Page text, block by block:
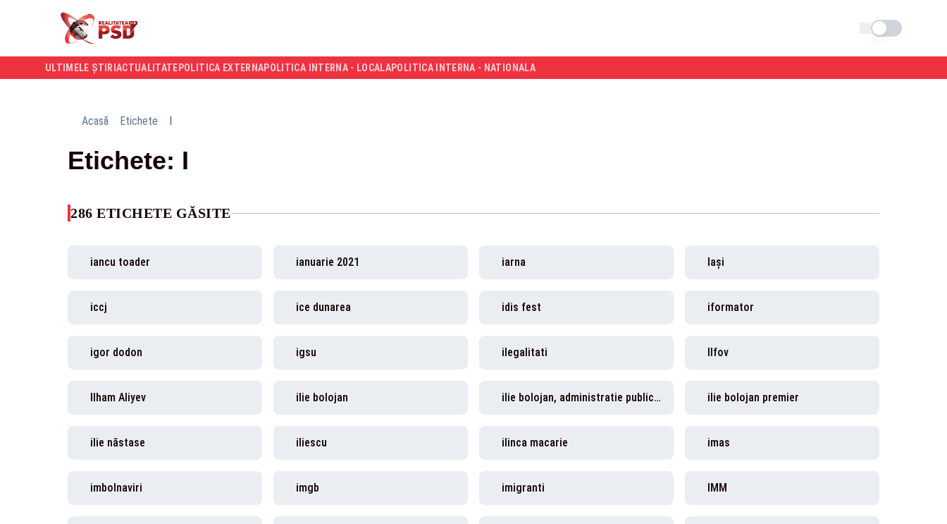
Schimba tema
ULTIMELE ȘTIRI ACTUALITATE POLITICA EXTERNAPOLITICA INTERNA - LOCALAPOLITICA INTERNA - NATIONALA
Acasă Etichete I
Etichete: I
286 ETICHETE GĂSITE
iancu toader ianuarie 2021 iarna Iași
iccj ice dunarea idis fest iformator
igor dodon igsu ilegalitati Ilfov
Ilham Aliyev ilie bolojan ilie bolojan, administratie publica, model, curtea de conturi ilie bolojan premier
ilie năstase iliescu ilinca macarie imas
imbolnaviri imgb imigranti IMM